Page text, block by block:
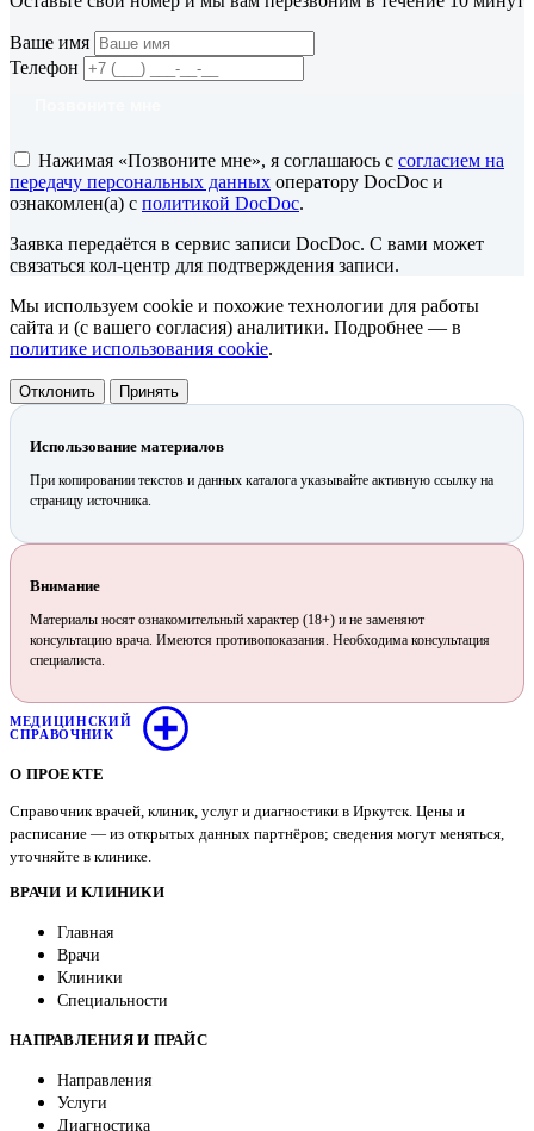
Ваше имя
Телефон
Нажимая «Позвоните мне», я соглашаюсь с согласием на
передачу персональных данных оператору DocDoc и
ознакомлен(а) с политикой DocDoc.
Заявка передаётся в сервис записи DocDoc. С вами может
связаться кол-центр для подтверждения записи.
Мы используем cookie и похожие технологии для работы
сайта и (с вашего согласия) аналитики. Подробнее — в
политике использования cookie.
Отклонить Принять
Использование материалов
При копировании текстов и данных каталога указывайте активную ссылку на
страницу источника.
Внимание
Материалы носят ознакомительный характер (18+) и не заменяют
консультацию врача. Имеются противопоказания. Необходима консультация
специалиста.
МЕДИЦИНСКИЙ
СПРАВОЧНИК
О ПРОЕКТЕ
Справочник врачей, клиник, услуг и диагностики в Иркутск. Цены и
расписание — из открытых данных партнёров; сведения могут меняться,
уточняйте в клинике.
ВРАЧИ И КЛИНИКИ
Главная
Врачи
Клиники
Специальности
НАПРАВЛЕНИЯ И ПРАЙС
Направления
Услуги
Диагностика